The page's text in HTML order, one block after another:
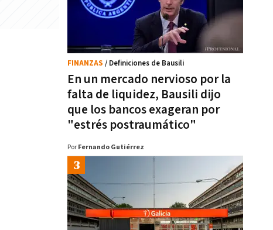
En un mercado nervioso por la
falta de liquidez, Bausili dijo
que los bancos exageran por
"estrés postraumático"
FINANZAS / Definiciones de Bausili
Por Fernando Gutiérrez